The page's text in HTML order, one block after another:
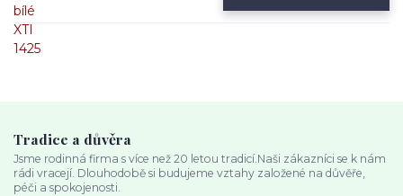
Tradice a důvěra
Jsme rodinná firma s více než 20 letou tradicí.Naši zákazníci se k nám
rádi vracejí. Dlouhodobě si budujeme vztahy založené na důvěře,
péči a spokojenosti.